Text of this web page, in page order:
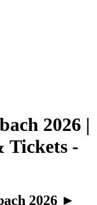
2026 |
Tickets -
2026 ►